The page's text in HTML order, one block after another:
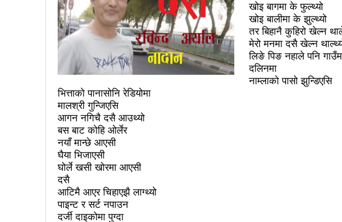
३ महिनामा प्रेस स्वतन्त्रता हननका १३ घटना
इन्द्रेश्वर युवा समाजद्वारा बेलकोटगढीका ५ विद्यालयमा
सकियो चितवन महोत्सव : ५ लाख सहभागि, ३० करोडको
टोखामा कर्जा सदुपयोगिता सम्बन्धी अन्तरक्रिया
भोलि चितवनमा माओवादीको विशाल सभा: प्रचण्डले
ककनी २ मा खस्यो ६८ प्रतिशतभन्दा बढी मत: गणना
सुरु भयो चौथो सुनवल महोत्सव: उद्योगमैत्री वातावरण
खोइ बागमा के फुल्थ्यो
खोइ बालीमा के झुल्थ्यो
तर बिहानै कुहिरो खेल्न
मेरो मनमा दसै खेल्न
लिङे पिङ नहाले पनि
दलिनमा
नाम्लाको पासो झुन्डिएसि
भित्ताको पानासोनि रेडियोमा
मालश्री गुन्जिएसि
आगन नगिचै दसै आउथ्यो
बस बाट कोहि ओर्लेर
नयाँ मान्छे आएसी
घैया भिजाएसी
घोर्ले खसी खोरमा आएसी
दसै
आटिमै आएर चिहाएझै लाग्थ्यो
पाइन्ट र सर्ट नपाउन
दर्जी दाइकोमा पुग्दा